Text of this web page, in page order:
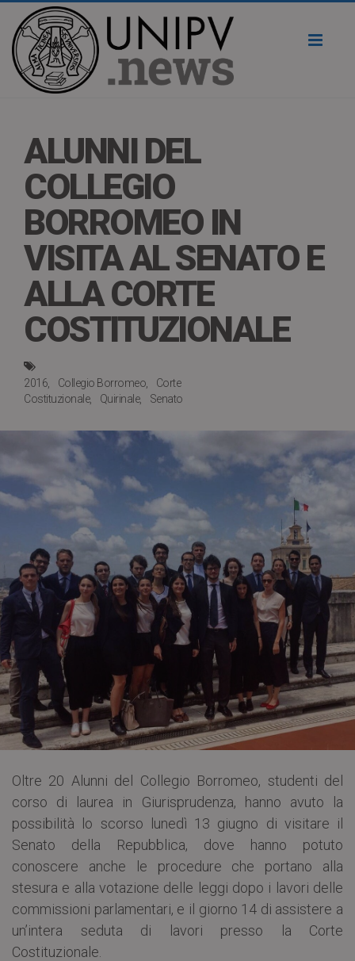
ALUNNI DEL
COLLEGIO
BORROMEO IN
VISITA AL SENATO E
ALLA CORTE
COSTITUZIONALE
2016 Collegio Borromeo
Corte
Costituzionale
Quirinale Senato
Oltre 20 Alunni del Collegio Borromeo, studenti del
corso di laurea in Giurisprudenza, hanno avuto la
possibilità lo scorso lunedì 13 giugno di visitare il
Senato della Repubblica, dove hanno potuto
conoscere anche le procedure che portano alla
stesura e alla votazione delle leggi dopo i lavori delle
commissioni parlamentari, e il giorno 14 di assistere a
un’intera seduta di lavori presso la Corte
Costituzionale.